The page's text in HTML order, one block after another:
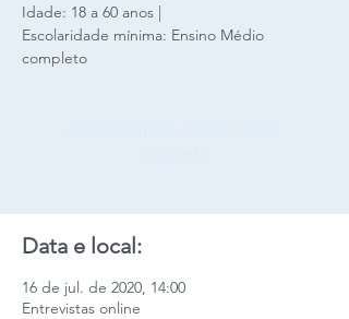
Idade: 18 a 60 anos |
Escolaridade mínima: Ensino Médio
completo
Data e local:
16 de jul. de 2020, 14:00
Entrevistas online